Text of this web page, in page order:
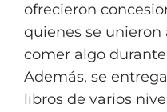
ofrecieron
quienes se unieron
comer algo
Además, se
libros de varios